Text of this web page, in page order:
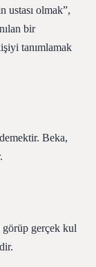
ustası olmak”,
bir
tanımlamak
Beka,
görüp gerçek kul